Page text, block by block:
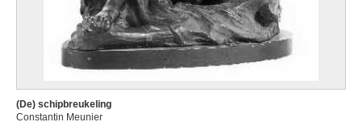
(De) schipbreukeling
Constantin Meunier